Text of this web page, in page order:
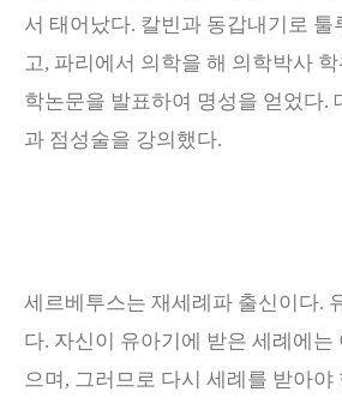
서 태어났다. 칼빈과 동갑내기로 툴
고, 파리에서 의학을 해 의학박사
학논문을 발표하여 명성을 얻었다.
과 점성술을 강의했다.
세르베투스는 재세례파 출신이다.
다. 자신이 유아기에 받은 세례에는
으며 , 그러므로 다시 세례를 받아야